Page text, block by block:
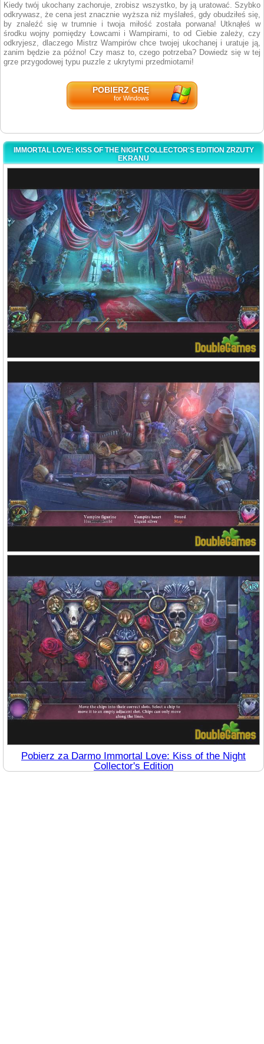
Kiedy twój ukochany zachoruje, zrobisz wszystko, by ją uratować. Szybko
odkrywasz, że cena jest znacznie wyższa niż myślałeś, gdy obudziłeś się,
by znaleźć się w trumnie i twoja miłość została porwana! Utknąłeś w
środku wojny pomiędzy Łowcami i Wampirami, to od Ciebie zależy, czy
odkryjesz, dlaczego Mistrz Wampirów chce twojej ukochanej i uratuje ją,
zanim będzie za późno! Czy masz to, czego potrzeba? Dowiedz się w tej
grze przygodowej typu puzzle z ukrytymi przedmiotami!
POBIERZ GRĘ
for Windows
IMMORTAL LOVE: KISS OF THE NIGHT COLLECTOR'S EDITION ZRZUTY
EKRANU
Pobierz za Darmo Immortal Love: Kiss of the Night
Collector's Edition